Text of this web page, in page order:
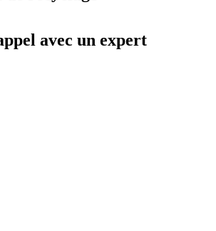
avec un expert